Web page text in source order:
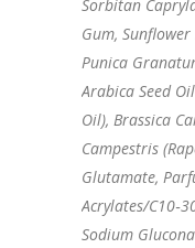
Sorbitan
Gum, Sunflower
Punica
Arabica Seed
Oil), Brassica
Campestris
Glutamate,
Acrylates/
Sodium